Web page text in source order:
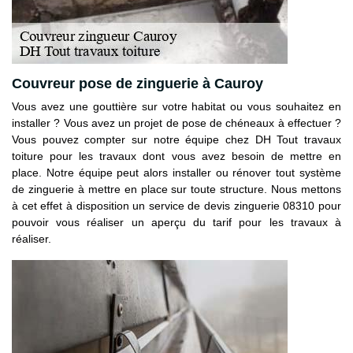
Couvreur pose de zinguerie à Cauroy
Vous avez une gouttière sur votre habitat ou vous souhaitez en
installer ? Vous avez un projet de pose de chéneaux à effectuer ?
Vous pouvez compter sur notre équipe chez DH Tout travaux
toiture pour les travaux dont vous avez besoin de mettre en
place. Notre équipe peut alors installer ou rénover tout système
de zinguerie à mettre en place sur toute structure. Nous mettons
à cet effet à disposition un service de devis zinguerie 08310 pour
pouvoir vous réaliser un aperçu du tarif pour les travaux à
réaliser.